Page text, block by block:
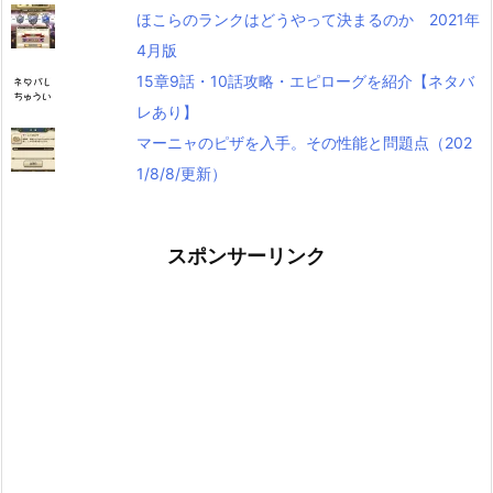
ほこらのランクはどうやって決まるのか 2021年
4月版
15章9話・10話攻略・エピローグを紹介【ネタバ
レあり】
マーニャのピザを入手。その性能と問題点（202
1/8/8/更新）
スポンサーリンク